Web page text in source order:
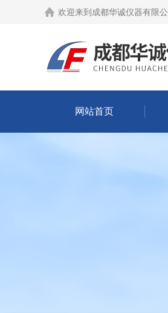
欢迎来到 成都华诚仪器有限
网站首页